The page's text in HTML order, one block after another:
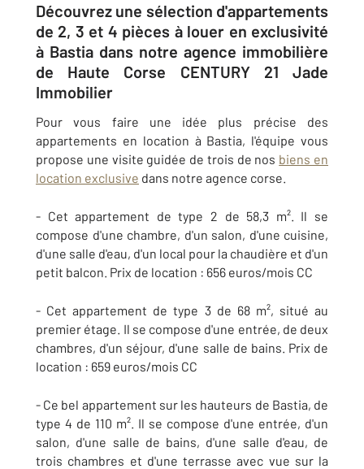
Découvrez une sélection d'appartements
de 2, 3 et 4 pièces à louer en exclusivité
à Bastia dans notre agence immobilière
de Haute Corse CENTURY 21 Jade
Immobilier
Pour vous faire une idée plus précise des
appartements en location à Bastia, l'équipe vous
propose une visite guidée de trois de nos biens en
location exclusive dans notre agence corse.
- Cet appartement de type 2 de 58,3 m². Il se
compose d'une chambre, d'un salon, d'une cuisine,
d'une salle d'eau, d'un local pour la chaudière et d'un
petit balcon. Prix de location : 656 euros/mois CC
- Cet appartement de type 3 de 68 m², situé au
premier étage. Il se compose d'une entrée, de deux
chambres, d'un séjour, d'une salle de bains. Prix de
location : 659 euros/mois CC
- Ce bel appartement sur les hauteurs de Bastia, de
type 4 de 110 m². Il se compose d'une entrée, d'un
salon, d'une salle de bains, d'une salle d'eau, de
trois chambres et d'une terrasse avec vue sur la